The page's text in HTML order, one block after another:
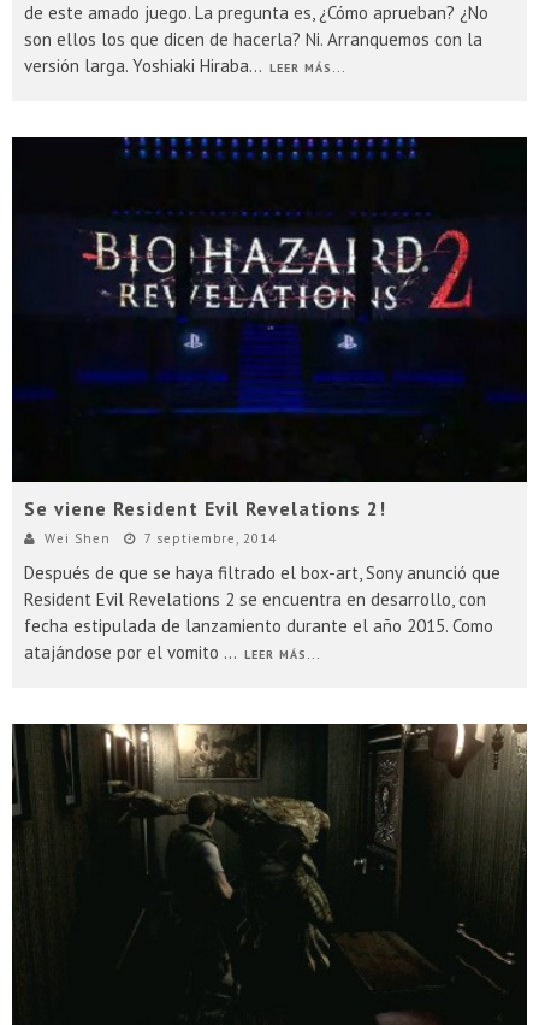
de este amado juego. La pregunta es, ¿Cómo aprueban? ¿No
son ellos los que dicen de hacerla? Ni. Arranquemos con la
versión larga. Yoshiaki Hiraba... LEER MÁS...
Se viene Resident Evil Revelations 2!
Wei Shen 7 septiembre, 2014
Después de que se haya filtrado el box-art, Sony anunció que
Resident Evil Revelations 2 se encuentra en desarrollo, con
fecha estipulada de lanzamiento durante el año 2015. Como
atajándose por el vomito ... LEER MÁS...